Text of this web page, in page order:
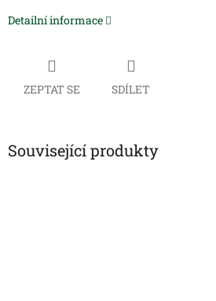
Detailní informace
ZEPTAT SE SDÍLET
Související produkty